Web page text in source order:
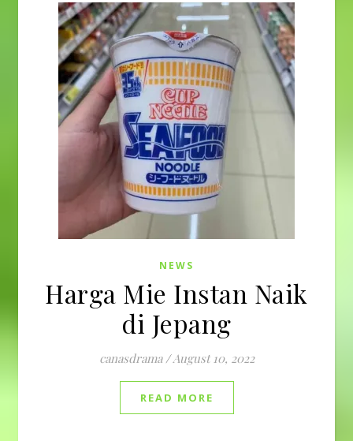
NEWS
Harga Mie Instan Naik
di Jepang
canasdrama /August 10, 2022
READ MORE